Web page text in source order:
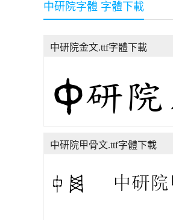
中研院字體 字體下載
中研院金文.ttf字體下載
中研院甲骨文.ttf字體下載